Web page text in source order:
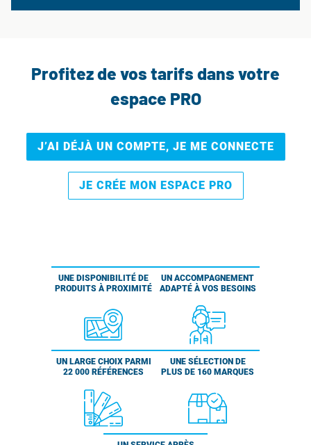
Profitez de vos tarifs dans votre
espace PRO
J’AI DÉJÀ UN COMPTE, JE ME CONNECTE
JE CRÉE MON ESPACE PRO
UNE DISPONIBILITÉ DE
PRODUITS À PROXIMITÉ
UN ACCOMPAGNEMENT
ADAPTÉ À VOS BESOINS
UN LARGE CHOIX PARMI
22 000 RÉFÉRENCES
UNE SÉLECTION DE
PLUS DE 160 MARQUES